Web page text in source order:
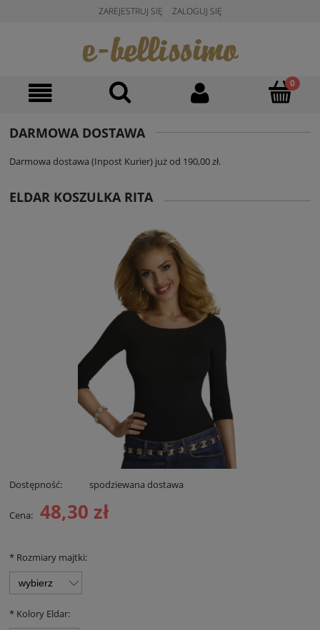
ZAREJESTRUJ SIĘ ZALOGUJ SIĘ
DARMOWA DOSTAWA
Darmowa dostawa (Inpost Kurier) już od 190,00 zł.
ELDAR KOSZULKA RITA
Dostępność: spodziewana dostawa
Cena: 48,30 zł
* Rozmiary majtki:
* Kolory Eldar: